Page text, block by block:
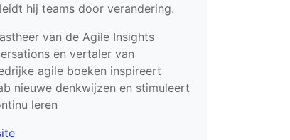
hij teams door verandering.
van de Agile Insights
en vertaler van
agile boeken inspireert
nieuwe denkwijzen en stimuleert
leren